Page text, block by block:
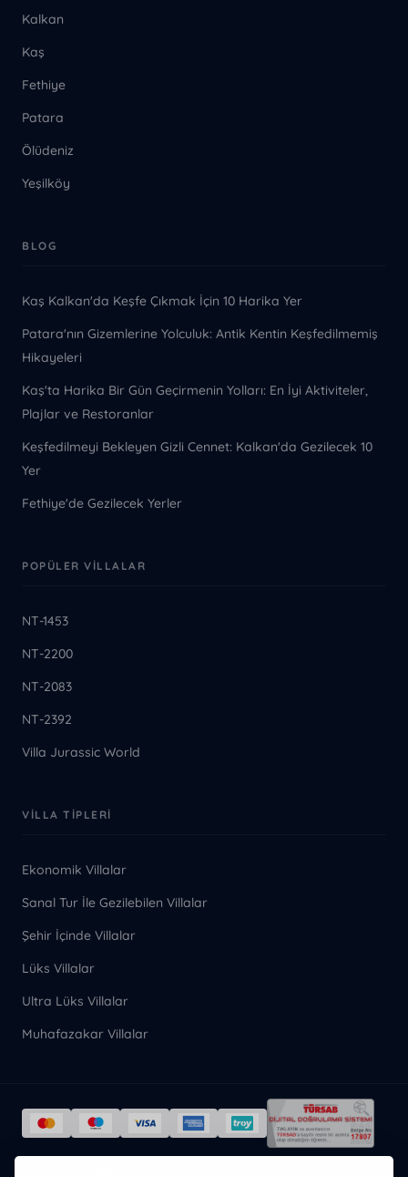
Kalkan
Kaş
Fethiye
Patara
Ölüdeniz
Yeşilköy
BLOG
Kaş Kalkan'da Keşfe Çıkmak İçin 10 Harika Yer
Patara'nın Gizemlerine Yolculuk: Antik Kentin Keşfedilmemiş
Hikayeleri
Kaş'ta Harika Bir Gün Geçirmenin Yolları: En İyi Aktiviteler,
Plajlar ve Restoranlar
Keşfedilmeyi Bekleyen Gizli Cennet: Kalkan'da Gezilecek 10
Yer
Fethiye'de Gezilecek Yerler
POPÜLER VILLALAR
NT-1453
NT-2200
NT-2083
NT-2392
Villa Jurassic World
VILLA TIPLERI
Ekonomik Villalar
Sanal Tur İle Gezilebilen Villalar
Şehir İçinde Villalar
Lüks Villalar
Ultra Lüks Villalar
Muhafazakar Villalar